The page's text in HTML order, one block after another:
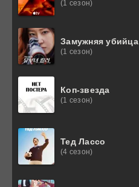
(1 сезон)
Замужняя убийца
(1 сезон)
Коп-звезда
(1 сезон)
Тед Лассо
(4 сезон)